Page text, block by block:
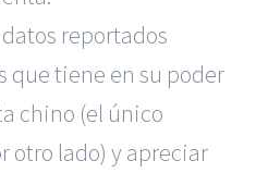
reportados
que tiene en su poder
chino (el único
otro lado) y apreciar